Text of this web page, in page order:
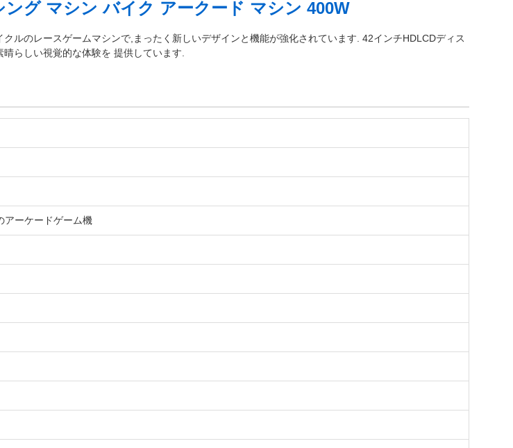
グ マシン バイク アークード マシン 400W
ルのレースゲームマシンで,まったく新しいデザインと機能が強化されています. 42インチHDLCDディス
らしい視覚的な体験を 提供しています.
アーケードゲーム機